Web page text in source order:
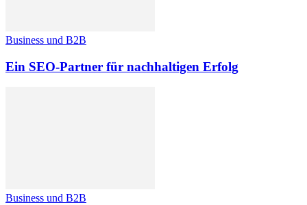
Business und B2B
Ein SEO-Partner für nachhaltigen Erfolg
Business und B2B